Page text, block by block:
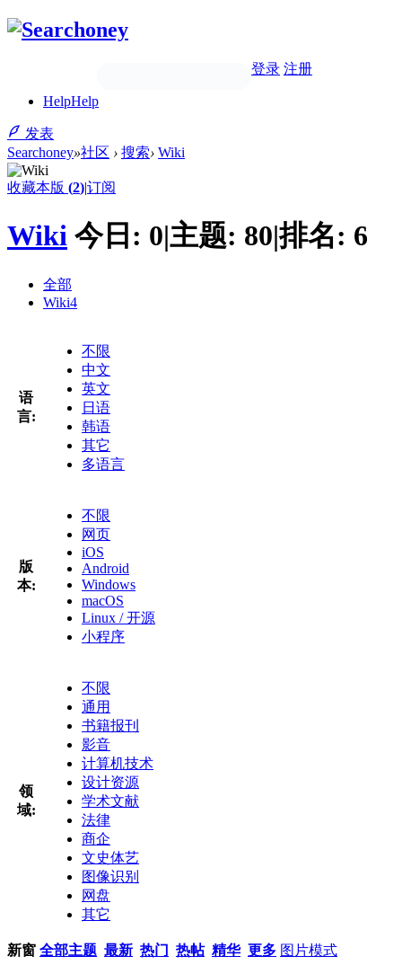
登录 注册
HelpHelp
发表
Searchoney»社区 › 搜索› Wiki
收藏本版 (2)|订阅
Wiki 今日: 0|主题: 80|排名: 6
全部
Wiki4
语
言:
不限
中文
英文
日语
韩语
其它
多语言
版
本:
不限
网页
iOS
Android
Windows
macOS
Linux / 开源
小程序
领
域:
不限
通用
书籍报刊
影音
计算机技术
设计资源
学术文献
法律
商企
文史体艺
图像识别
网盘
其它
新窗 全部主题 最新 热门 热帖 精华 更多 图片模式